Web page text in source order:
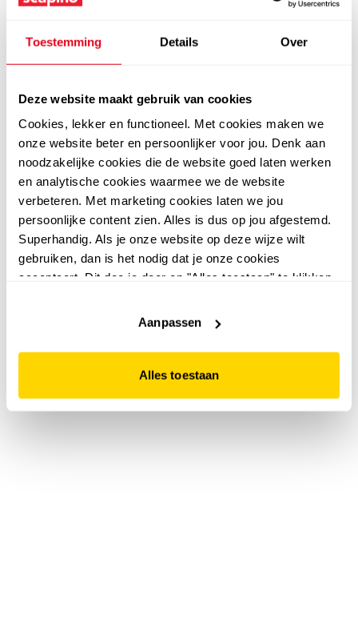
Toestemming Details Over
Deze website maakt gebruik van cookies
Cookies, lekker en functioneel. Met cookies maken we
onze website beter en persoonlijker voor jou. Denk aan
noodzakelijke cookies die de website goed laten werken
en analytische cookies waarmee we de website
verbeteren. Met marketing cookies laten we jou
persoonlijke content zien. Alles is dus op jou afgestemd.
Superhandig. Als je onze website op deze wijze wilt
gebruiken, dan is het nodig dat je onze cookies
accepteert. Dit doe je door op "Alles toestaan" te klikken.
website niet optimaal functioneert.
Aanpassen
Alles toestaan